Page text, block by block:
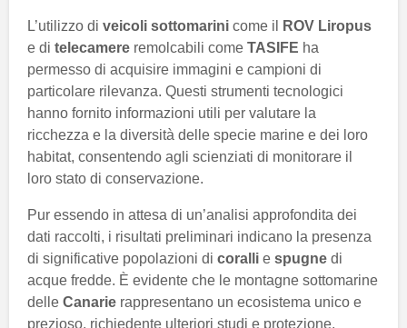
L’utilizzo di veicoli sottomarini come il
ROV Liropus
e di telecamere remolcabili come TASIFE ha
permesso di acquisire immagini e campioni di
particolare rilevanza. Questi strumenti tecnologici
hanno fornito informazioni utili per valutare la
ricchezza e la diversità delle specie marine e dei loro
habitat, consentendo agli scienziati di monitorare il
loro stato di conservazione.
Pur essendo in attesa di un’analisi approfondita dei
dati raccolti, i risultati preliminari indicano la presenza
di significative popolazioni di coralli e spugne di
acque fredde. È evidente che le montagne sottomarine
delle Canarie rappresentano un ecosistema unico e
prezioso, richiedente ulteriori studi e protezione.